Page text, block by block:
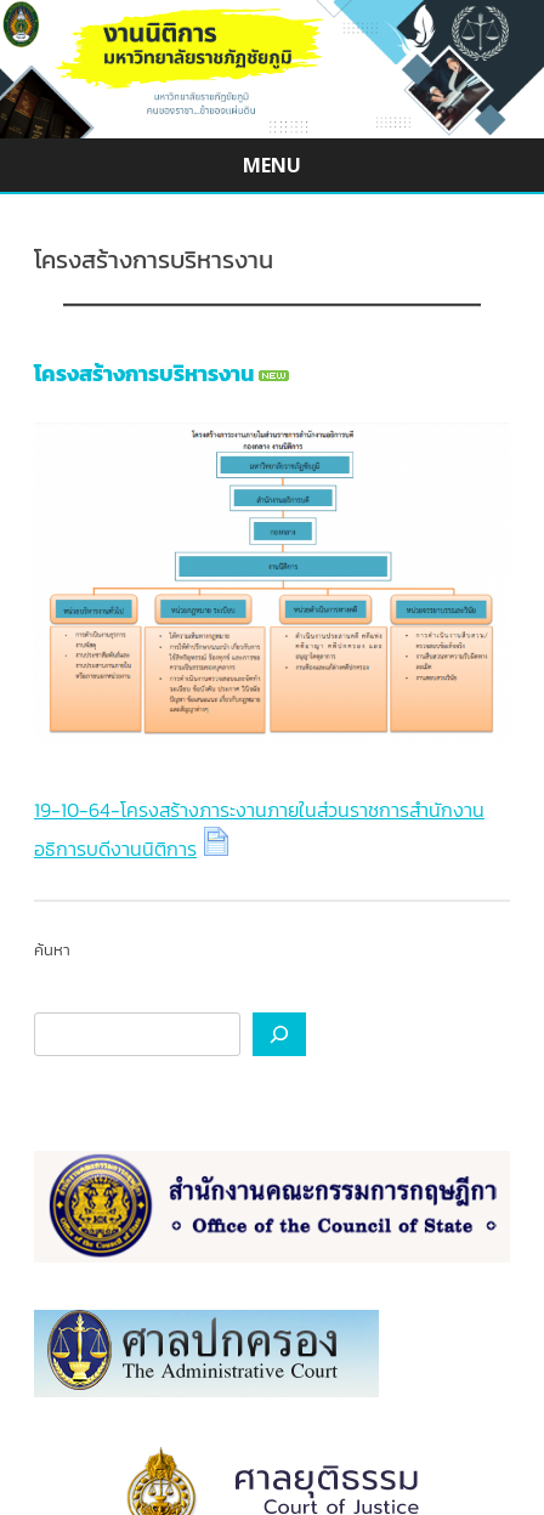
MENU
โครงสร้างการบริหารงาน
โครงสร้างการบริหารงาน
19-10-64-โครงสร้างภาระงานภายในส่วนราชการสำนักงาน
อธิการบดีงานนิติการ
ค้นหา